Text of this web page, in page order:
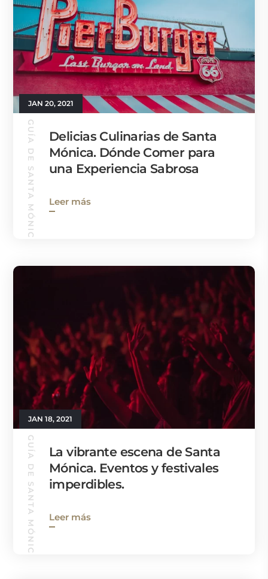
JAN 20, 2021
GUÍA DE SANTA MÓNICA
Delicias Culinarias de Santa
Mónica. Dónde Comer para
una Experiencia Sabrosa
Leer más
JAN 18, 2021
GUÍA DE SANTA MÓNICA
La vibrante escena de Santa
Mónica. Eventos y festivales
imperdibles.
Leer más